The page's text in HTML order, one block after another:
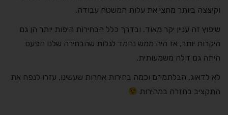
וקיצצה ביותר מחצי את עלות המשטח עבודה.
שיפוץ זה עניין יקר מאוד. ובדרך כלל הבחירות היפות יותר הן גם
היקרות יותר, אז היה ממש נחמד לגלות שהבחירה שלנו הפעם
היתה גם זולה משמעותית.
לא לדאוג, הבלתמי״ם וכמה בחירות אחרות שעשינו, עזרו לנפח את
התקציב בחזרה במהירות